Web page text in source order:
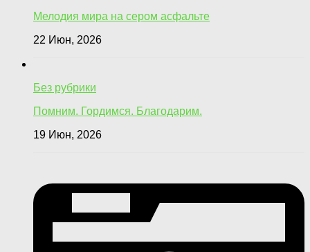
Мелодия мира на сером асфальте
22 Июн, 2026
Без рубрики
Помним. Гордимся. Благодарим.
19 Июн, 2026